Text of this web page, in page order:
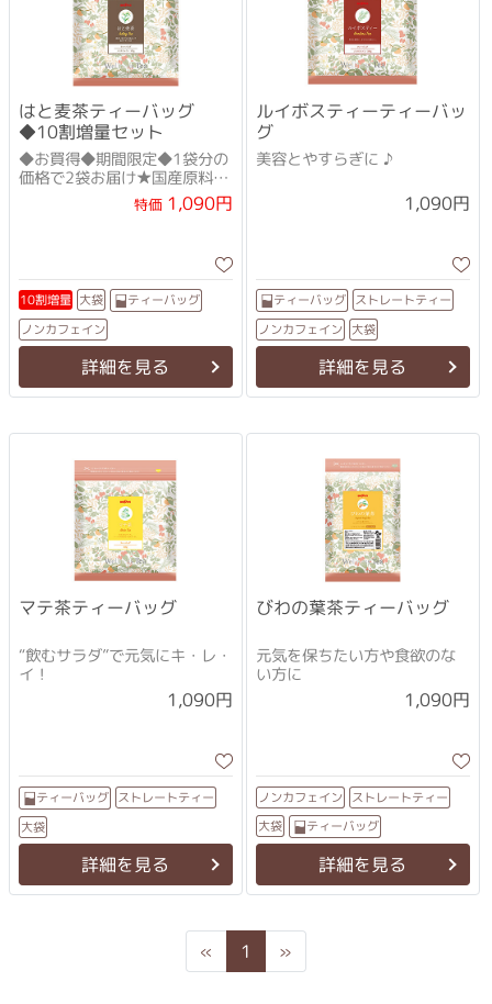
はと麦茶ティーバッグ
◆10割増量セット
◆お買得◆期間限定◆1袋分の
価格で2袋お届け★国産原料に
リニューアル！★特価1,090円
10割増量 大袋 ティーバッグ
ノンカフェイン
詳細を見る
ルイボスティーティーバッ
グ
美容とやすらぎに ♪
1,090円
ティーバッグ ストレートティー
ノンカフェイン 大袋
詳細を見る
マテ茶ティーバッグ
“飲むサラダ”で元気にキ・レ・
イ！
1,090円
ティーバッグ ストレートティー
大袋
詳細を見る
びわの葉茶ティーバッグ
元気を保ちたい方や食欲のな
い方に
1,090円
ノンカフェイン ストレートティー
大袋 ティーバッグ
詳細を見る
« Previous
1 »Next